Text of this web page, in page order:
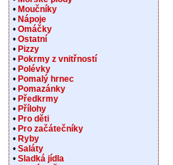
• Moučníky
• Nápoje
• Omáčky
• Ostatní
• Pizzy
• Pokrmy z vnitřností
• Polévky
• Pomalý hrnec
• Pomazánky
• Předkrmy
• Přílohy
• Pro děti
• Pro začátečníky
• Ryby
• Saláty
• Sladká jídla